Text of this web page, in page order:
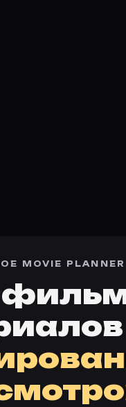
и фото.
MOVIE PLANNER